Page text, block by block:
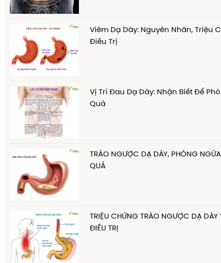
Viêm Dạ Dày: Nguyên Nhân, Triệu
Điều Trị
Vị Trí Đau Dạ Dày: Nhận Biết Để
Quả
TRÀO NGƯỢC DẠ DÀY, PHÒNG
QUẢ
TRIỆU CHỨNG TRÀO NGƯỢC DẠ DÀY
ĐIỀU TRỊ